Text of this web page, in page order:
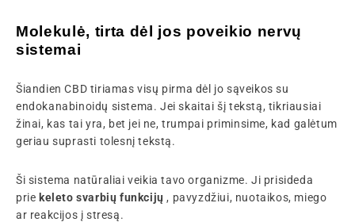
Molekulė, tirta dėl jos poveikio nervų
sistemai
Šiandien CBD tiriamas visų pirma dėl jo sąveikos su
endokanabinoidų sistema. Jei skaitai šį tekstą, tikriausiai
žinai, kas tai yra, bet jei ne, trumpai priminsime, kad galėtum
geriau suprasti tolesnį tekstą.
Ši sistema natūraliai veikia tavo organizme. Ji prisideda
priekeleto svarbių funkcijų , pavyzdžiui, nuotaikos, miego
ar reakcijos į stresą.